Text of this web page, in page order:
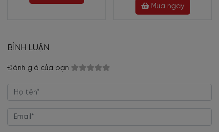
Mua ngay
BÌNH LUẬN
Đánh giá của bạn